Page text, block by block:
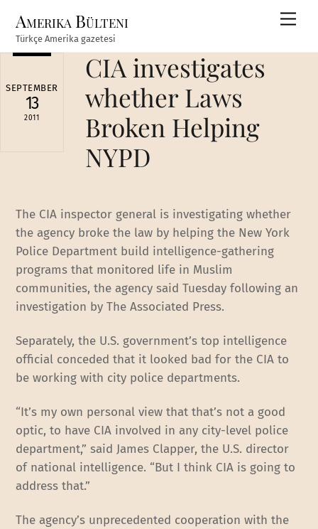
content
Amerika Bülteni
Türkçe Amerika gazetesi
SEPTEMBER
13
2011
CIA investigates
whether Laws
Broken Helping
NYPD
The CIA inspector general is investigating whether
the agency broke the law by helping the New York
Police Department build intelligence-gathering
programs that monitored life in Muslim
communities, the agency said Tuesday following an
investigation by The Associated Press.
Separately, the U.S. government’s top intelligence
official conceded that it looked bad for the CIA to
be working with city police departments.
“It’s my own personal view that that’s not a good
optic, to have CIA involved in any city-level police
department,” said James Clapper, the U.S. director
of national intelligence. “But I think CIA is going to
address that.”
The agency’s unprecedented cooperation with the